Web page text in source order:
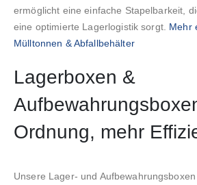
ermöglicht eine einfache Stapelbarkeit,
eine optimierte Lagerlogistik sorgt. Mehr
Mülltonnen & Abfallbehälter
Lagerboxen &
Ordnung, mehr
Unsere Lager- und